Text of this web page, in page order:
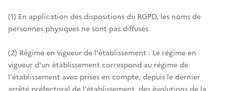
(1) En application des dispositions du RGPD, les noms de
personnes physiques ne sont pas diffusés
(2) Régime en vigueur de l'établissement : Le régime en
vigueur d'un établissement correspond au régime de
l'établissement avec prises en compte, depuis le dernier